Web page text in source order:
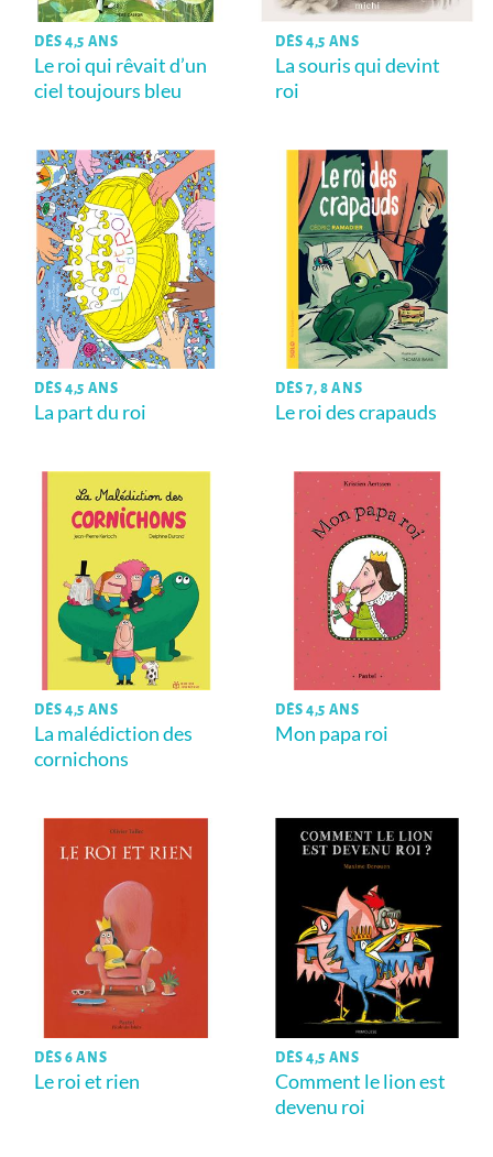
DÈS 4,5 ANS
Le roi qui rêvait d’un
ciel toujours bleu
DÈS 4,5 ANS
La souris qui devint
roi
DÈS 4,5 ANS
La part du roi
DÈS 7, 8 ANS
Le roi des crapauds
DÈS 4,5 ANS
La malédiction des
cornichons
DÈS 4,5 ANS
Mon papa roi
DÈS 6 ANS
Le roi et rien
DÈS 4,5 ANS
Comment le lion est
devenu roi